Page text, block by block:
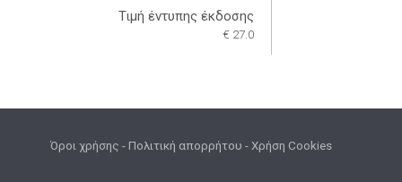
Τιμή έντυπης έκδοσης
€ 27.0
Όροι χρήσης -Πολιτική απορρήτου -Χρήση Cookies